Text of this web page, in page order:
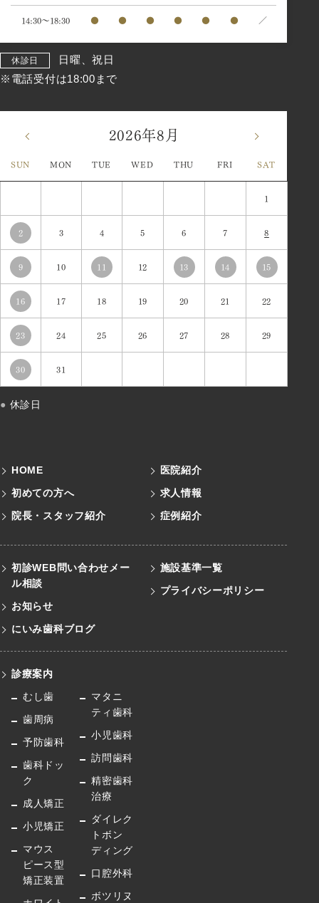
14:30～18:30 ● ● ● ● ● ● ／
休診日
日曜、祝日
※電話受付は18:00まで
2026年8月
SUN MON TUE WED THU FRI SAT
1
2 3 4 5 6 7 8
9 10 11 12 13 14 15
16 17 18 19 20 21 22
23 24 25 26 27 28 29
30 31
● 休診日
HOME
初めての方へ
院長・スタッフ紹介
医院紹介
求人情報
症例紹介
初診WEB問い合わせメー
ル相談
お知らせ
にいみ歯科ブログ
施設基準一覧
プライバシーポリシー
診療案内
むし歯
歯周病
予防歯科
歯科ドッ
ク
成人矯正
小児矯正
マウス
ピース型
矯正装置
マタニ
ティ歯科
小児歯科
訪問歯科
精密歯科
治療
ダイレク
トボン
ディング
口腔外科
ボツリヌ